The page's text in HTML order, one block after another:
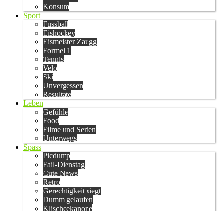
Konsum
Sport
Fussball
Eishockey
Eismeister Zaugg
Formel 1
Tennis
Velo
Ski
Unvergessen
Resultate
Leben
Gefühle
Food
Filme und Serien
Unterwegs
Spass
Picdump
Fail-Dienstag
Cute News
Retro
Gerechtigkeit siegt
Dumm gelaufen
Klischeekanone